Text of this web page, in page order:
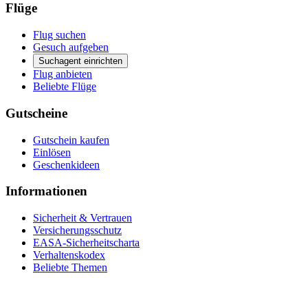
Flüge
Flug suchen
Gesuch aufgeben
Suchagent einrichten
Flug anbieten
Beliebte Flüge
Gutscheine
Gutschein kaufen
Einlösen
Geschenkideen
Informationen
Sicherheit & Vertrauen
Versicherungsschutz
EASA-Sicherheitscharta
Verhaltenskodex
Beliebte Themen